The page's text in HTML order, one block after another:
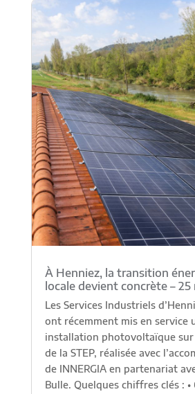
À Henniez, la transition
locale devient concrète –
Les Services Industriels
ont récemment mis en service
installation photovoltaïque
de la STEP, réalisée avec
de INNERGIA en partenariat
Bulle. Quelques chiffres clés :